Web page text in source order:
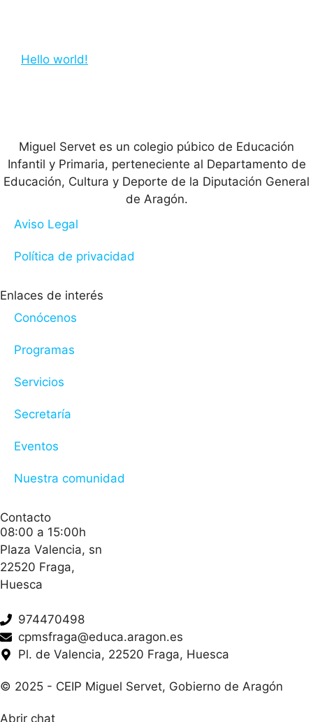
Hello world!
Miguel Servet es un colegio púbico de Educación
Infantil y Primaria, perteneciente al Departamento de
Educación, Cultura y Deporte de la Diputación General
de Aragón.
Aviso Legal
Política de privacidad
Enlaces de interés
Conócenos
Programas
Servicios
Secretaría
Eventos
Nuestra comunidad
Contacto
08:00 a 15:00h
Plaza Valencia, sn
22520 Fraga,
Huesca
974470498
cpmsfraga@educa.aragon.es
Pl. de Valencia, 22520 Fraga, Huesca
© 2025 - CEIP Miguel Servet, Gobierno de Aragón
Abrir chat